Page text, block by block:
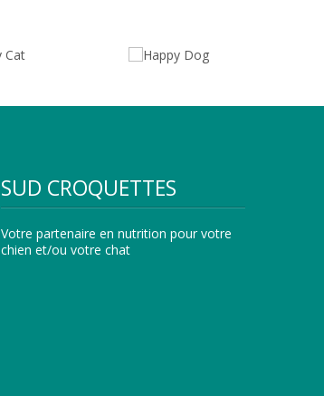
SUD CROQUETTES
Votre partenaire en nutrition pour votre
chien et/ou votre chat